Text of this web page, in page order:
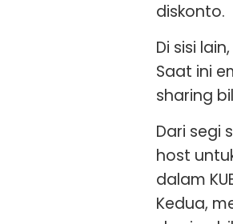
diskonto.
Di sisi
Saat ini
sharing
Dari segi
host
dalam
Kedua,